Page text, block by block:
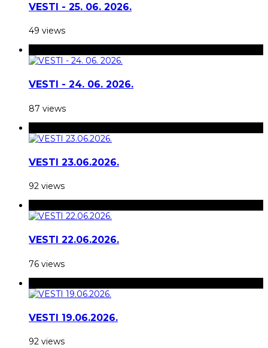
VESTI - 25. 06. 2026.
49 views
VESTI - 24. 06. 2026.
87 views
VESTI 23.06.2026.
92 views
VESTI 22.06.2026.
76 views
VESTI 19.06.2026.
92 views